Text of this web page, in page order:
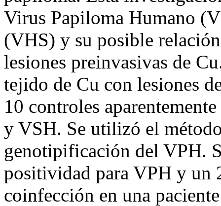
Virus Papiloma Humano
(VHS) y su posible
lesiones preinvasivas de
tejido de Cu con lesiones
10 controles
y VSH. Se utilizó el
genotipificación del VPH.
positividad para VPH y un
coinfección en una